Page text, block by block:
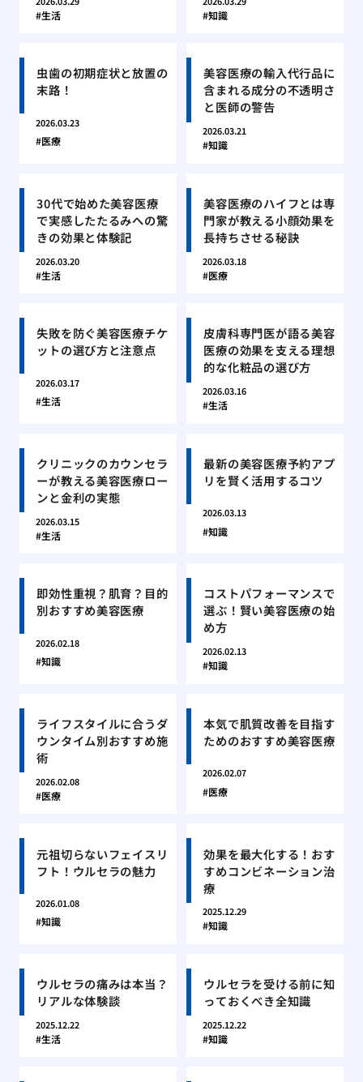
生活 知識
虫歯の初期症状と放置の
末路！
2026.03.23
医療
美容医療の輸入代行品に
含まれる成分の不透明さ
と医師の警告
2026.03.21
知識
30代で始めた美容医療
で実感したたるみへの驚
きの効果と体験記
2026.03.20
生活
美容医療のハイフとは専
門家が教える小顔効果を
長持ちさせる秘訣
2026.03.18
医療
失敗を防ぐ美容医療チケ
ットの選び方と注意点
2026.03.17
生活
皮膚科専門医が語る美容
医療の効果を支える理想
的な化粧品の選び方
2026.03.16
生活
クリニックのカウンセラ
ーが教える美容医療ロー
ンと金利の実態
2026.03.15
生活
最新の美容医療予約アプ
リを賢く活用するコツ
2026.03.13
知識
即効性重視？肌育？目的
別おすすめ美容医療
2026.02.18
知識
コストパフォーマンスで
選ぶ！賢い美容医療の始
め方
2026.02.13
知識
ライフスタイルに合うダ
ウンタイム別おすすめ施
術
2026.02.08
医療
本気で肌質改善を目指す
ためのおすすめ美容医療
2026.02.07
医療
元祖切らないフェイスリ
フト！ウルセラの魅力
2026.01.08
知識
効果を最大化する！おす
すめコンビネーション治
療
2025.12.29
知識
ウルセラの痛みは本当？
リアルな体験談
2025.12.22
生活
ウルセラを受ける前に知
っておくべき全知識
2025.12.22
知識